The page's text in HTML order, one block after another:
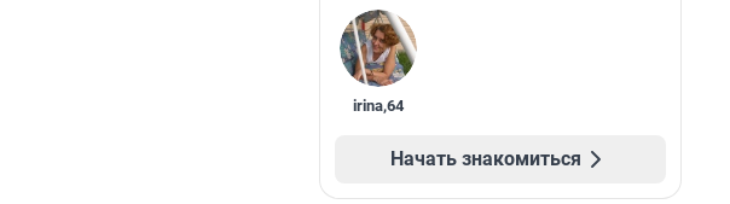
irina,64
Начать знакомиться